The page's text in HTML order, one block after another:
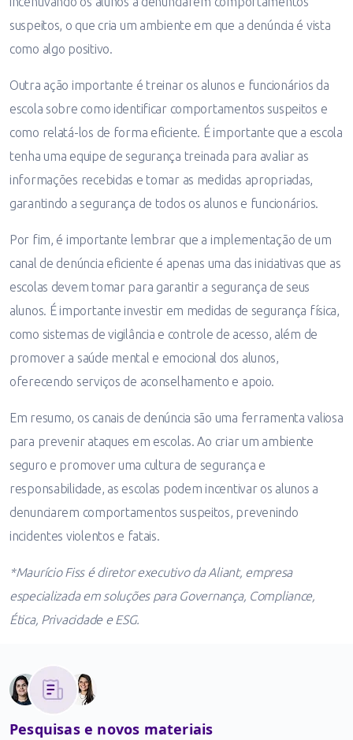
suspeitos, o que cria um ambiente em que a denúncia é vista
como algo positivo.
Outra ação importante é treinar os alunos e funcionários da
escola sobre como identificar comportamentos suspeitos e
como relatá-los de forma eficiente. É importante que a escola
tenha uma equipe de segurança treinada para avaliar as
informações recebidas e tomar as medidas apropriadas,
garantindo a segurança de todos os alunos e funcionários.
Por fim, é importante lembrar que a implementação de um
canal de denúncia eficiente é apenas uma das iniciativas que as
escolas devem tomar para garantir a segurança de seus
alunos. É importante investir em medidas de segurança física,
como sistemas de vigilância e controle de acesso, além de
promover a saúde mental e emocional dos alunos,
oferecendo serviços de aconselhamento e apoio.
Em resumo, os canais de denúncia são uma ferramenta valiosa
para prevenir ataques em escolas. Ao criar um ambiente
seguro e promover uma cultura de segurança e
responsabilidade, as escolas podem incentivar os alunos a
denunciarem comportamentos suspeitos, prevenindo
incidentes violentos e fatais.
*Maurício Fiss é diretor executivo da Aliant, empresa
especializada em soluções para Governança, Compliance,
Ética, Privacidade e ESG.
Pesquisas e novos materiais